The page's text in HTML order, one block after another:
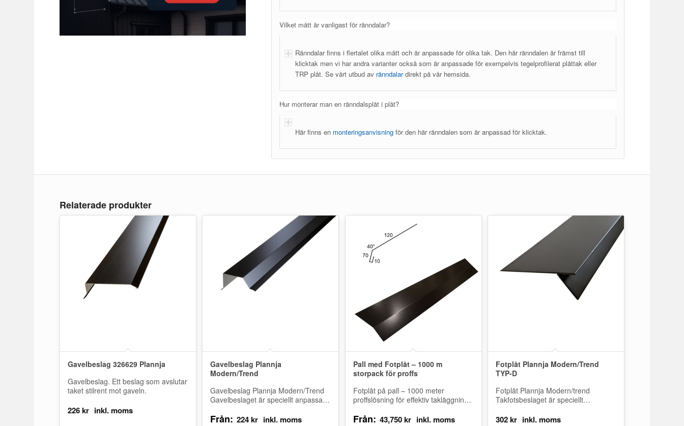
Vilket mått är vanligast för ränndalar?
Ränndalar finns i flertalet olika mått och är anpassade för olika tak. Den här ränndalen är främst till
klicktak men vi har andra varianter också som är anpassade för exempelvis tegelprofilerat plåttak eller
TRP plåt. Se vårt utbud av ränndalardirekt på vår hemsida.
Hur monterar man en ränndalsplåt i plåt?
Här finns en monteringsanvisning för den här ränndalen som är anpassad för klicktak.
Relaterade produkter
Gavelbeslag 326629 Plannja
Gavelbeslag. Ett beslag som avslutar
taket stilrent mot gaveln.
226kr
Gavelbeslag Plannja
Modern/Trend
Gavelbeslag Plannja Modern/Trend
Gavelbeslaget är speciellt anpassad
Trend. Den monteras på beftintlig
Från: 224kr
Pall med Fotplåt – 1000 m
storpack för proffs
Fotplåt på pall – 1000 meter
proffslösning för effektiv takläggning.
spill och säkra ett jämnt…
Från: 43,750kr
Fotplåt Plannja Modern/Trend
TYP-D
Fotplåt Plannja Modern/trend
Takfotsbeslaget är speciellt
Plannja Trend och används som
302kr